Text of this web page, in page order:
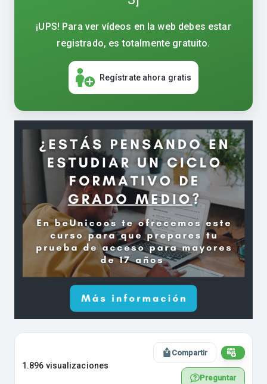
¡UPS! Para ver vídeos en la web debes estar
registrado, es totalmente gratuito.
Regístrate ahora gratis
1.896 visualizaciones
Compartir
Preguntar